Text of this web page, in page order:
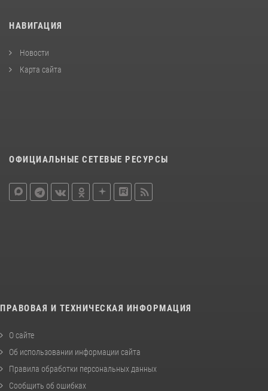
НАВИГАЦИЯ
Новости
Карта сайта
ОФИЦИАЛЬНЫЕ СЕТЕВЫЕ РЕСУРСЫ
ПРАВОВАЯ И ТЕХНИЧЕСКАЯ ИНФОРМАЦИЯ
О сайте
Об использовании информации сайта
Правила обработки персональных данных
Сообщить об ошибках